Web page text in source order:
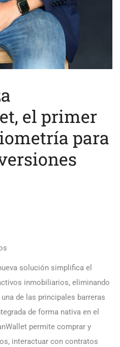
el primer
para
solución simplifica el
inmobiliarios, eliminando
de las principales barreras
de forma nativa en el
permite comprar y
interactuar con contratos